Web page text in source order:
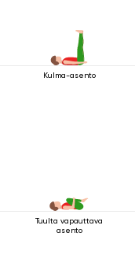
Kulma-asento
Tuulta vapauttava
asento